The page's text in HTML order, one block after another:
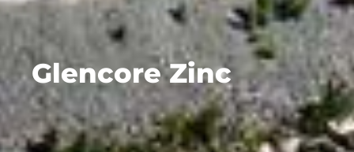
Glencore Zinc